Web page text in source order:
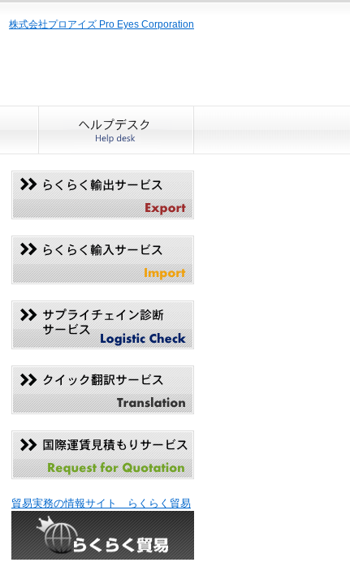
株式会社プロアイズ Pro Eyes Corporation
貿易実務の情報サイト らくらく貿易